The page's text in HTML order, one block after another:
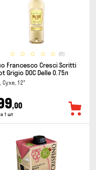
(0)
Francesco Cresci Scritti
Grigio DOC Delle 0.75л
Сухе, 12°
,00
1 шт